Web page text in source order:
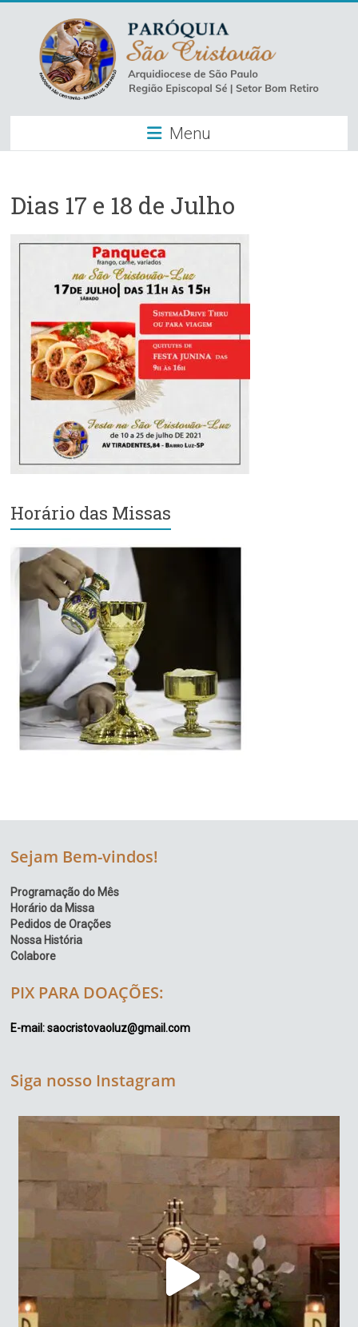
content
Paróquia
São
–
Luz
Paulo
Região
Episcopal
Bom
Menu
Dias 17 e 18 de Julho
Horário das Missas
Sejam Bem-vindos!
Programação do Mês
Horário da Missa
Pedidos de Orações
Nossa História
Colabore
PIX PARA DOAÇÕES:
E-mail: saocristovaoluz@gmail.com
Siga nosso Instagram